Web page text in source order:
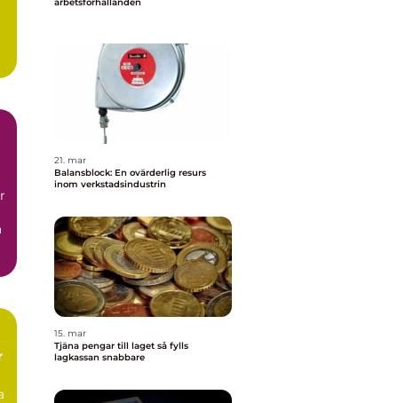
21. mar
Balansblock: En ovärderlig resurs
inom verkstadsindustrin
15. mar
Tjäna pengar till laget så fylls
lagkassan snabbare